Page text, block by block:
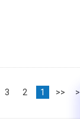
|<
<<
1
2
3